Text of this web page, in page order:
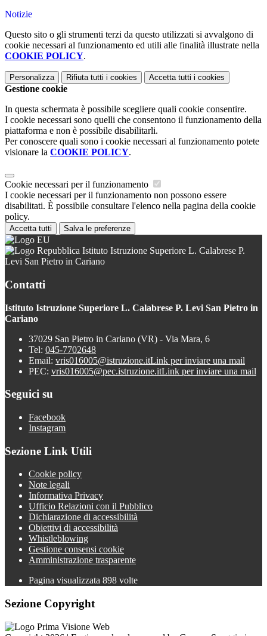
Notizie
Questo sito o gli strumenti terzi da questo utilizzati si avvalgono di
cookie necessari al funzionamento ed utili alle finalità illustrate nella
COOKIE POLICY.
Personalizza Rifiuta tutti i cookies Accetta tutti i cookies
Gestione cookie
In questa schermata è possibile scegliere quali cookie consentire.
I cookie necessari sono quelli che consentono il funzionamento della
piattaforma e non è possibile disabilitarli.
Per conoscere quali sono i cookie necessari al funzionamento potete
visionare la COOKIE POLICY.
Cookie necessari per il funzionamento
I cookie necessari per il funzionamento non possono essere
disabilitati. È possibile consultare l'elenco nella pagina della cookie
policy.
Accetta tutti Salva le preferenze
Istituto Istruzione Superiore L. Calabrese P.
Levi San Pietro in Cariano
Contatti
Istituto Istruzione Superiore L. Calabrese P. Levi San Pietro in
Cariano
37029 San Pietro in Cariano (VR) - Via Mara, 6
Tel: 045-7702648
Email: vris016005@istruzione.itLink per inviare una mail
PEC: vris016005@pec.istruzione.itLink per inviare una mail
Seguici su
Facebook
Instagram
Sezione Link Utili
Cookie policy
Note legali
Informativa Privacy
Ufficio Relazioni con il Pubblico
Dichiarazione di accessibilità
Obiettivi di accessibilità
Whistleblowing
Gestione consensi cookie
Amministrazione trasparente
Pagina visualizzata 898 volte
Sezione Copyright